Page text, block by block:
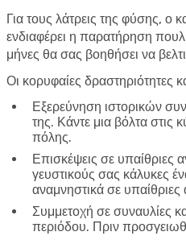
Για τους λάτρεις της φύσης, ο
ενδιαφέρει η παρατήρηση
μήνες θα σας βοηθήσει να
Οι κορυφαίες δραστηριότητες
Εξερεύνηση ιστορικών
της. Κάντε μια βόλτα στις
πόλης.
Επισκέψεις σε υπαίθριες
γευστικούς σας κάλυκες
αναμνηστικά σε υπαίθριες
Συμμετοχή σε συναυλίες
περιόδου. Πριν